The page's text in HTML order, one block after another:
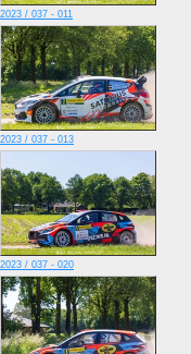
2023 / 037 - 011
2023 / 037 - 013
2023 / 037 - 020